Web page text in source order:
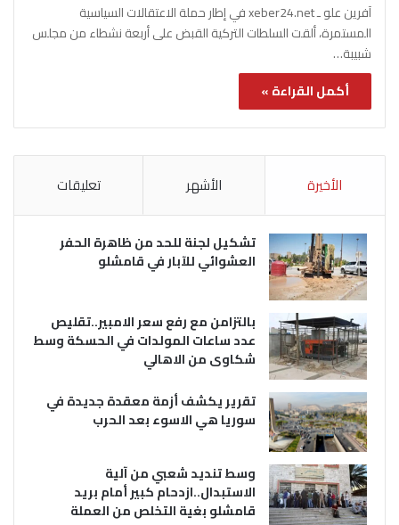
آفرين علو ـ xeber24.net في إطار حملة الاعتقالات السياسية
المستمرة، ألقت السلطات التركية القبض على أربعة نشطاء من مجلس
شبيبة…
أكمل القراءة »
الأخيرة الأشهر تعليقات
تشكيل لجنة للحد من ظاهرة الحفر
العشوائي للآبار في قامشلو
بالتزامن مع رفع سعر الامبير..تقليص
عدد ساعات المولدات في الحسكة وسط
شكاوى من الاهالي
تقرير يكشف أزمة معقدة جديدة في
سوريا هي الاسوء بعد الحرب
وسط تنديد شعبي من آلية
الاستبدال..ازدحام كبير أمام بريد
قامشلو بغية التخلص من العملة